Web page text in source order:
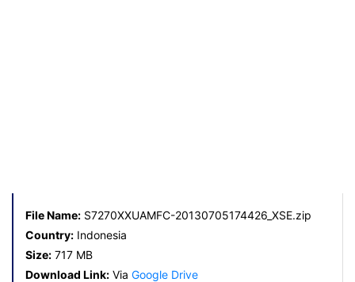
File Name: S7270XXUAMFC-20130705174426_XSE.zip
Country: Indonesia
Size: 717 MB
Download Link: Via Google Drive